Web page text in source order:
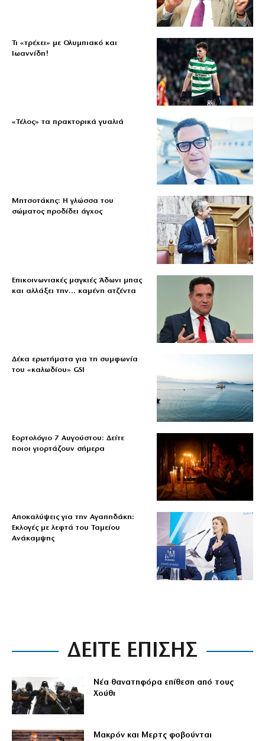
Τι «τρέχει» με Ολυμπιακό και
Ιωαννίδη!
«Τέλος» τα πρακτορικά γυαλιά
Μητσοτάκης: Η γλώσσα του
σώματος προδίδει άγχος
Επικοινωνιακές μαγκιές Άδωνι μπας
και αλλάξει την… καμένη ατζέντα
Δέκα ερωτήματα για τη συμφωνία
του «καλωδίου» GSI
Εορτολόγιο 7 Αυγούστου: Δείτε
ποιοι γιορτάζουν σήμερα
Αποκαλύψεις για την Αγαπηδάκη:
Εκλογές με λεφτά του Ταμείου
Ανάκαμψης
ΔΕΙΤΕ ΕΠΙΣΗΣ
Νέα θανατηφόρα επίθεση από τους
Χούθι
Μακρόν και Μερτς φοβούνται